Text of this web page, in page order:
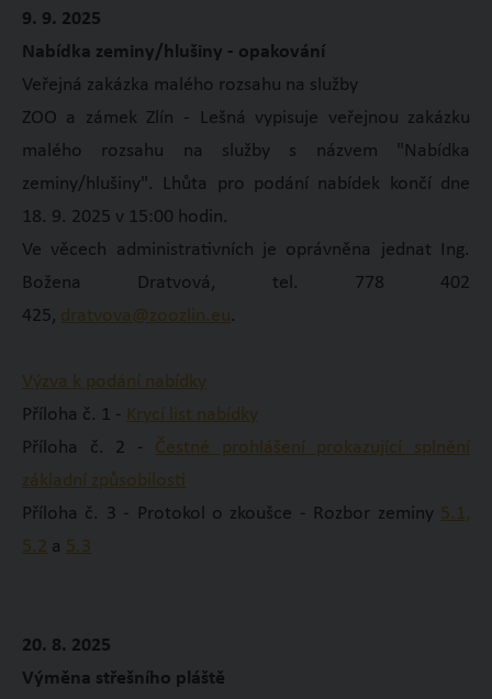
9. 9. 2025
Nabídka zeminy/hlušiny - opakování
Veřejná zakázka malého rozsahu na služby
ZOO a zámek Zlín - Lešná vypisuje veřejnou zakázku
malého rozsahu na služby s názvem "Nabídka
zeminy/hlušiny". Lhůta pro podání nabídek končí dne
18. 9. 2025 v 15:00 hodin.
Ve věcech administrativních je oprávněna jednat Ing.
Božena Dratvová, tel. 778 402
425, dratvova@zoozlin.eu.
Výzva k podání nabídky
Příloha č. 1 - Krycí list nabídky
Příloha č. 2 - Čestné prohlášení prokazující splnění
základní způsobilosti
Příloha č. 3 - Protokol o zkoušce - Rozbor zeminy 5.1,
5.2 a 5.3
20. 8. 2025
Výměna střešního pláště